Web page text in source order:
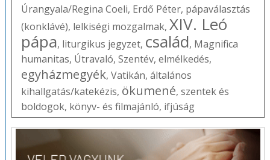
Úrangyala/Regina Coeli, Erdő Péter, pápaválasztás
(konklávé), lelkiségi mozgalmak, XIV. Leó
pápa, liturgikus jegyzet, család, Magnifica
humanitas, Útravaló, Szentév, elmélkedés,
egyházmegyék, Vatikán, általános
kihallgatás/katekézis, ökumené, szentek és
boldogok, könyv- és filmajánló, ifjúság